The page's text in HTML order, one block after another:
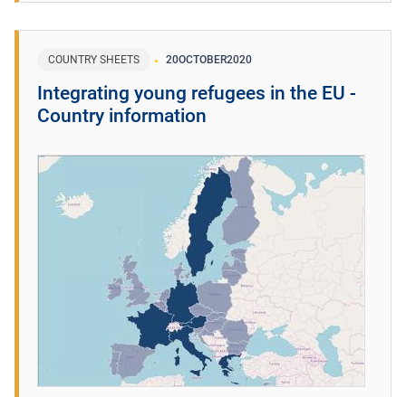
COUNTRY SHEETS 20OCTOBER2020
Integrating young refugees in the EU -
Country information